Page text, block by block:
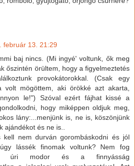
február 13. 21:29
baj nincs. (Mi ingyé' voltunk, ők meg
őszintén örültem, hogy a figyelmeztetés
provokátorokkal. (Csak egy
volt mögöttem, aki örökké azt akarta,
le!") Szóval ezért fájhat kissé a
hogy miképpen oldjuk meg,
lány:...menjünk is, ne is, köszönjünk
ajándékot és ne is..
kell nem durván gorombáskodni és jól
lássék finomak voltunk? Nem fog
úri modor és a finnyásság